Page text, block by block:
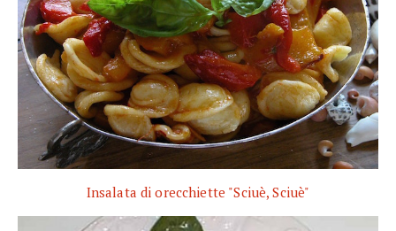
Insalata di orecchiette "Sciuè, Sciuè"